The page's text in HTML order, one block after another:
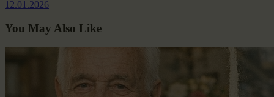
12.01.2026
You May Also Like